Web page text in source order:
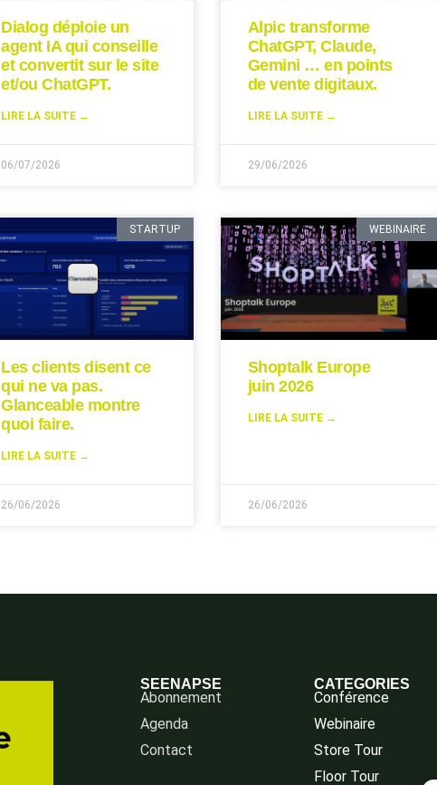
Dialog déploie un
agent IA qui conseille
et convertit sur le site
et/ou ChatGPT.
LIRE LA SUITE →
06/07/2026
Alpic transforme
ChatGPT, Claude,
Gemini … en points
de vente digitaux.
LIRE LA SUITE →
29/06/2026
STARTUP
Les clients disent ce
qui ne va pas.
Glanceable montre
quoi faire.
LIRE LA SUITE →
26/06/2026
WEBINAIRE
Shoptalk Europe
juin 2026
LIRE LA SUITE →
26/06/2026
SEENAPSE
Abonnement
Agenda
Contact
CATEGORIES
Conférence
Webinaire
Store Tour
Floor Tour